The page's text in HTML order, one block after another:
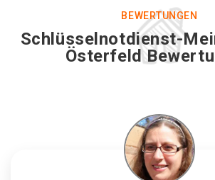
BEWERTUNGEN
Schlüsselnotdienst-
Österfeld